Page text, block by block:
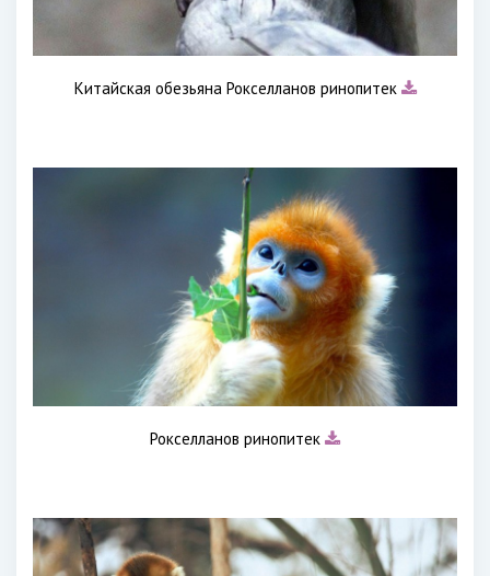
Китайская обезьяна Рокселланов ринопитек
Рокселланов ринопитек